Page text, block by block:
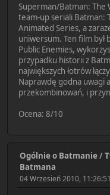
Superman/Batman: The
team-up seriali Batman:
Animated Series, a
uniwersum. Ten film
Public Enemies,
przypadku historii z
największych łotrów
Naprawdę godna uwagi
przekombinowań, i
Ocena: 8/10
Ogólnie o Batmanie/
Batmana
04 Wrzesień 2010, 11:26:51